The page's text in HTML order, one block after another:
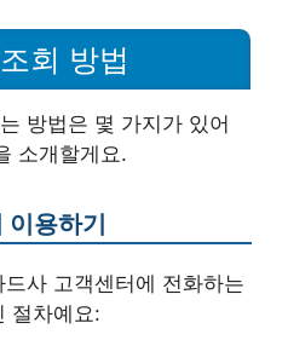
회 방법
방법은 몇 가지가 있어
소개할게요.
이용하기
사 고객센터에 전화하는
절차예요: